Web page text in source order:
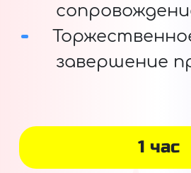
завершение
1 час